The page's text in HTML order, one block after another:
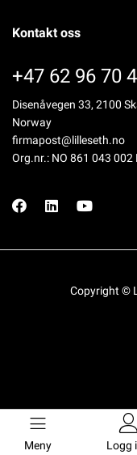
Meny Logg
Kontakt oss
+47 62 96 70
Disenåvegen 33, 2100
Norway
firmapost@lilleseth.no
Org.nr.: NO 861 043 002
Copyright ©